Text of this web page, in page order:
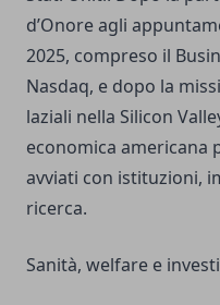
d’Onore agli
2025, compreso il
Nasdaq, e dopo la
laziali nella Silicon
economica americana
avviati con istituzioni,
ricerca.
Sanità, welfare e